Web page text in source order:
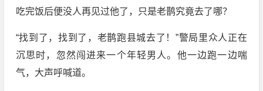
吃完饭后便没人再见过他了，只是老鹊究竟去了哪？
“找到了，找到了，老鹊跑县城去了！”警局里众人正在
沉思时，忽然闯进来一个年轻男人。他一边跑一边喘
气，大声呼喊道。